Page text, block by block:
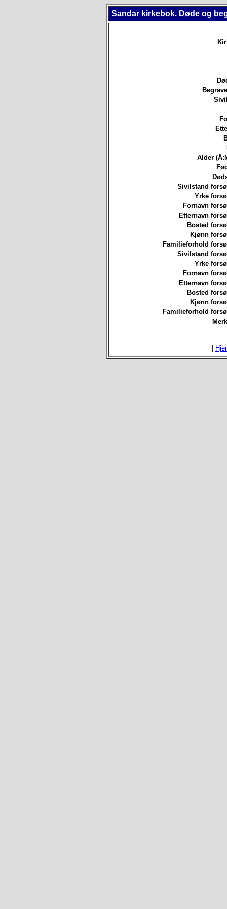
Sandar kirkebok. Døde og
Alder
Sivilstand
Yrke
Fornavn
Etternavn
Bosted
Kjønn
Familieforhold
Sivilstand
Yrke
Fornavn
Etternavn
Bosted
Kjønn
Familieforhold